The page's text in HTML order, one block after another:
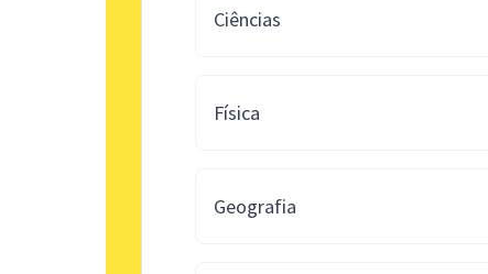
Ciências
Física
Geografia